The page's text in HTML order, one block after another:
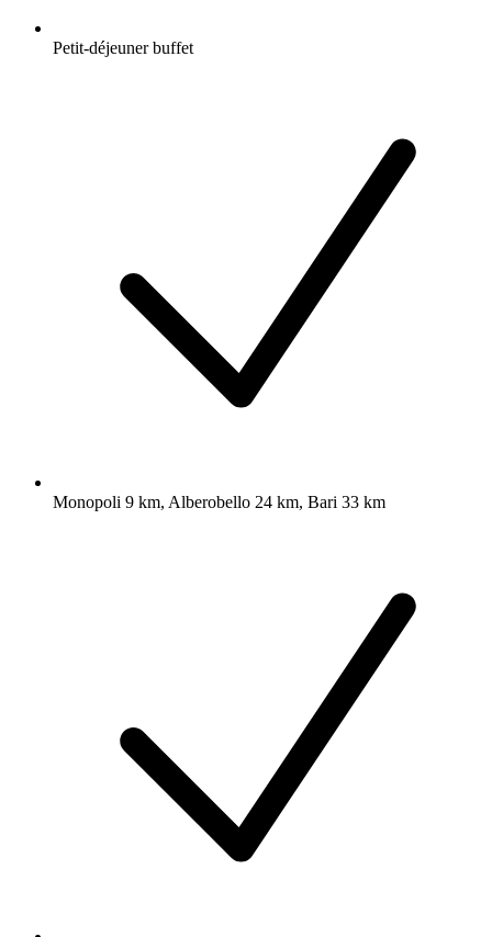
Petit-déjeuner buffet
Monopoli 9 km, Alberobello 24 km, Bari 33 km